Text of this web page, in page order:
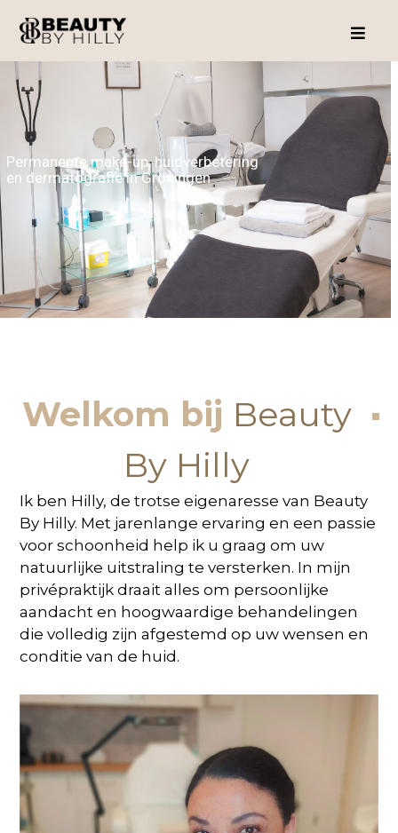
Permanente make-up, huidverbetering
en dermatografie in Groningen
Welkom bij Beauty
By Hilly
Ik ben Hilly, de trotse eigenaresse van Beauty
By Hilly. Met jarenlange ervaring en een passie
voor schoonheid help ik u graag om uw
natuurlijke uitstraling te versterken. In mijn
privépraktijk draait alles om persoonlijke
aandacht en hoogwaardige behandelingen
die volledig zijn afgestemd op uw wensen en
conditie van de huid.